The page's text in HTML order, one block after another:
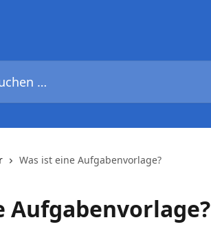
Was ist eine Aufgabenvorlage?
Aufgabenvorlage?